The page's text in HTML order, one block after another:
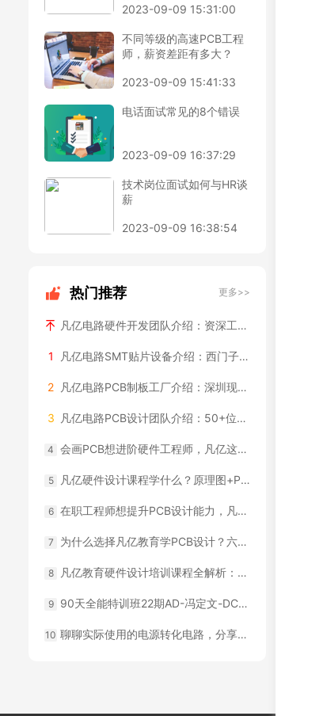
2023-09-09 15:31:00
不同等级的高速PCB工程
师，薪资差距有多大？
2023-09-09 15:41:33
电话面试常见的8个错误
2023-09-09 16:37:29
技术岗位面试如何与HR谈
薪
2023-09-09 16:38:54
热门推荐 更多>>
凡亿电路硬件开发团队介绍：资深工程师背景和项目经验
1 凡亿电路SMT贴片设备介绍：西门子全自动产线+ASM贴片机配置
2 凡亿电路PCB制板工厂介绍：深圳现代化厂房实拍
3 凡亿电路PCB设计团队介绍：50+位资深工程师，每年2000+款设计经验
4 会画PCB想进阶硬件工程师，凡亿这类课程适合你
5 凡亿硬件设计课程学什么？原理图+PCB+调试一条龙
6 在职工程师想提升PCB设计能力，凡亿哪类课程适合你
7 为什么选择凡亿教育学PCB设计？六大课程优势详解
8 凡亿教育硬件设计培训课程全解析：从电路到系统完整覆盖
9 90天全能特训班22期AD-冯定文-DCDC
10 聊聊实际使用的电源转化电路，分享一些不同场合下的转3.3V电路